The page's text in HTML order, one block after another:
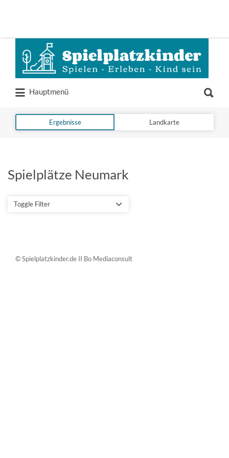
Suchen
nach:
Hauptmenü
nach:
Ergebnisse Landkarte
Spielplätze Neumark
Toggle Filter
© Spielplatzkinder.de II Bo Mediaconsult